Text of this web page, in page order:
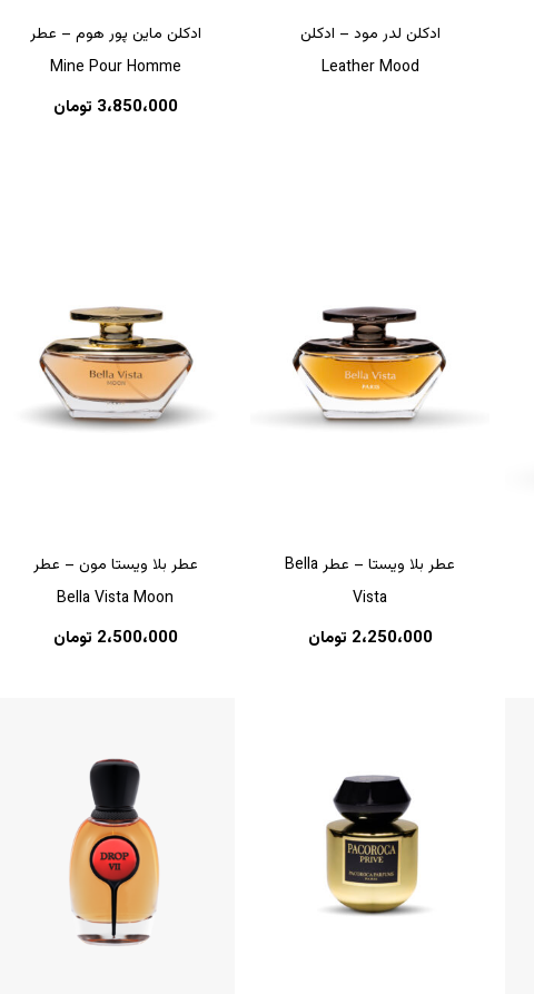
مختلفیادکلن لدر مود – ادکلن
Leather Mood
ادکلن ماین پور هوم – عطر
Mine Pour Homme
3،850،000 تومان
عطر بلا ویستا – عطر Bella
Vista
2،250،000 تومان
عطر بلا ویستا مون – عطر
Bella Vista Moon
2،500،000 تومان